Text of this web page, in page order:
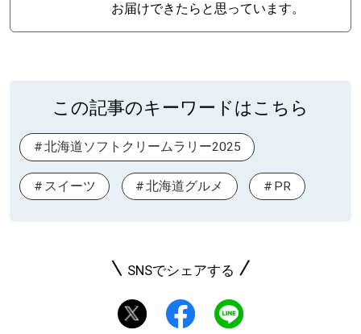
お届けできたらと思っています。
この記事のキーワードはこちら
北海道ソフトクリームラリー2025
スイーツ 北海道グルメ PR
SNSでシェアする